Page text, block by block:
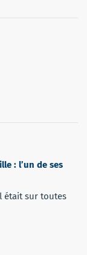
: l’un de ses
était sur toutes